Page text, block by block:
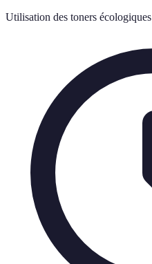
Utilisation des toners écologiques